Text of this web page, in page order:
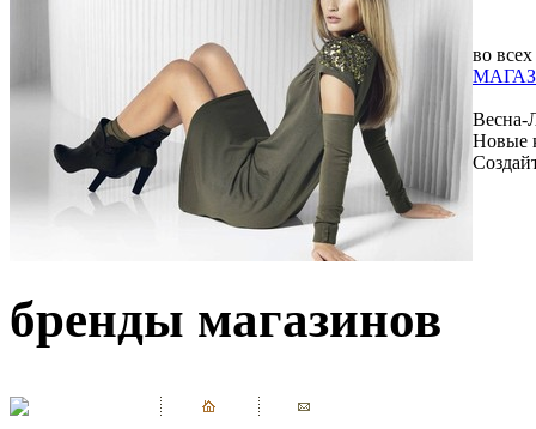
во всех
Весна-
Новые
бренды магазинов